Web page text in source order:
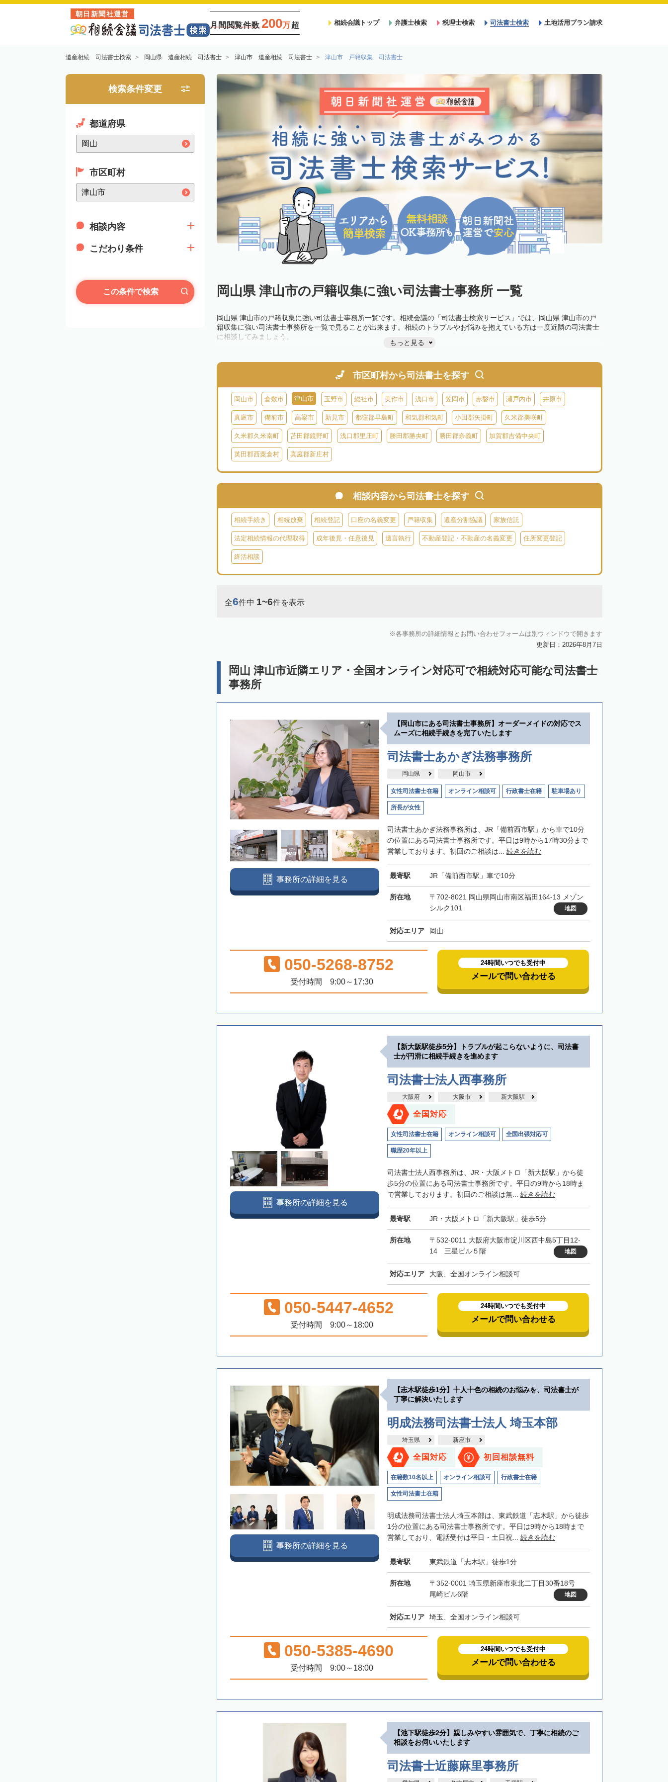
朝日新聞社運営
月間閲覧件数 200万超 相続会議トップ 弁護士検索 税理士検索 司法書士検索 土地活用プラン請求
遺産相続 司法書士検索 岡山県 遺産相続 司法書士 津山市 遺産相続 司法書士 津山市 戸籍収集 司法書士
検索条件変更
都道府県
市区町村
相談内容
こだわり条件
この条件で検索 岡山県 津山市の戸籍収集に強い司法書士事務所 一覧
岡山県 津山市の戸籍収集に強い司法書士事務所一覧です。相続会議の「司法書士検索サービス」では、岡山県 津山市の戸
籍収集に強い司法書士事務所を一覧で見ることが出来ます。相続のトラブルやお悩みを抱えている方は一度近隣の司法書士
に相談してみましょう。
もっと見る
市区町村から司法書士を探す
岡山市 倉敷市 津山市 玉野市 総社市 美作市 浅口市 笠岡市 赤磐市 瀬戸内市 井原市
真庭市 備前市 高梁市 新見市 都窪郡早島町 和気郡和気町 小田郡矢掛町 久米郡美咲町
久米郡久米南町 苫田郡鏡野町 浅口郡里庄町 勝田郡勝央町 勝田郡奈義町 加賀郡吉備中央町
英田郡西粟倉村 真庭郡新庄村
相談内容から司法書士を探す
相続手続き 相続放棄 相続登記 口座の名義変更 戸籍収集 遺産分割協議 家族信託
法定相続情報の代理取得 成年後見・任意後見 遺言執行 不動産登記・不動産の名義変更 住所変更登記
終活相談
全6件中 1~6件を表示
各事務所の詳細情報とお問い合わせフォームは別ウィンドウで開きます
更新日：2026年8月7日
岡山 津山市近隣エリア・全国オンライン対応可で相続対応可能な司法書士
事務所
【岡山市にある司法書士事務所】オーダーメイドの対応でス
ムーズに相続手続きを完了いたします
司法書士あかぎ法務事務所
岡山県 岡山市
女性司法書士在籍 オンライン相談可 行政書士在籍 駐車場あり
所長が女性
司法書士あかぎ法務事務所は、JR「備前西市駅」から車で10分
の位置にある司法書士事務所です。平日は9時から17時30分まで
営業しております。初回のご相談は... 続きを読む
最寄駅 JR「備前西市駅」車で10分
所在地
〒702-8021 岡山県岡山市南区福田164-13 メゾン
シルク101
地図
対応エリア 岡山
事務所の詳細を見る
050-5268-8752
受付時間 9:00～17:30
24時間いつでも受付中
メールで問い合わせる
【新大阪駅徒歩5分】トラブルが起こらないように、司法書
士が円滑に相続手続きを進めます
司法書士法人西事務所
大阪府 大阪市 新大阪駅
全国対応
女性司法書士在籍 オンライン相談可 全国出張対応可
職歴20年以上
司法書士法人西事務所は、JR・大阪メトロ「新大阪駅」から徒
歩5分の位置にある司法書士事務所です。平日の9時から18時ま
で営業しております。初回のご相談は無... 続きを読む
最寄駅 JR・大阪メトロ「新大阪駅」徒歩5分
所在地
〒532-0011 大阪府大阪市淀川区西中島5丁目12-
14 三星ビル５階
地図
対応エリア 大阪、全国オンライン相談可
事務所の詳細を見る
050-5447-4652
受付時間 9:00～18:00
24時間いつでも受付中
メールで問い合わせる
【志木駅徒歩1分】十人十色の相続のお悩みを、司法書士が
丁寧に解決いたします
明成法務司法書士法人 埼玉本部
埼玉県 新座市
全国対応 初回相談無料
在籍数10名以上 オンライン相談可 行政書士在籍
女性司法書士在籍
明成法務司法書士法人埼玉本部は、東武鉄道「志木駅」から徒歩
1分の位置にある司法書士事務所です。平日は9時から18時まで
営業しており、電話受付は平日・土日祝... 続きを読む
最寄駅 東武鉄道「志木駅」徒歩1分
所在地
〒352-0001 埼玉県新座市東北二丁目30番18号
尾崎ビル6階
地図
対応エリア 埼玉、全国オンライン相談可
事務所の詳細を見る
050-5385-4690
受付時間 9:00～18:00
24時間いつでも受付中
メールで問い合わせる
【池下駅徒歩2分】親しみやすい雰囲気で、丁寧に相続のご
相談をお伺いいたします
司法書士近藤麻里事務所